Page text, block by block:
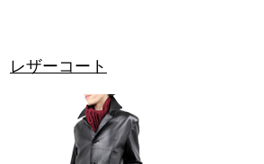
レザーコート